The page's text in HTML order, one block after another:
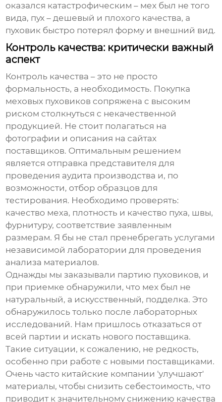
оказался катастрофическим – мех был не того
вида, пух – дешевый и плохого качества, а
пуховик быстро потерял форму и внешний вид.
Контроль качества: критически важный
аспект
Контроль качества – это не просто
формальность, а необходимость. Покупка
меховых пуховиков сопряжена с высоким
риском столкнуться с некачественной
продукцией. Не стоит полагаться на
фотографии и описания на сайтах
поставщиков. Оптимальным решением
является отправка представителя для
проведения аудита производства и, по
возможности, отбор образцов для
тестирования. Необходимо проверять:
качество меха, плотность и качество пуха, швы,
фурнитуру, соответствие заявленным
размерам. Я бы не стал пренебрегать услугами
независимой лаборатории для проведения
анализа материалов.
Однажды мы заказывали партию пуховиков, и
при приемке обнаружили, что мех был не
натуральный, а искусственный, подделка. Это
обнаружилось только после лабораторных
исследований. Нам пришлось отказаться от
всей партии и искать нового поставщика.
Такие ситуации, к сожалению, не редкость,
особенно при работе с новыми поставщиками.
Очень часто китайские компании 'улучшают'
материалы, чтобы снизить себестоимость, что
приводит к значительному снижению качества